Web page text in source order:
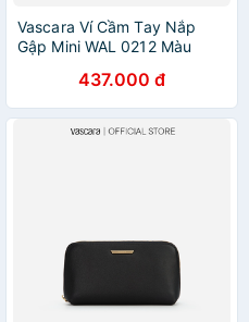
Vascara Ví Cầm Tay Nắp
Gập Mini WAL 0212 Màu
437.000 đ